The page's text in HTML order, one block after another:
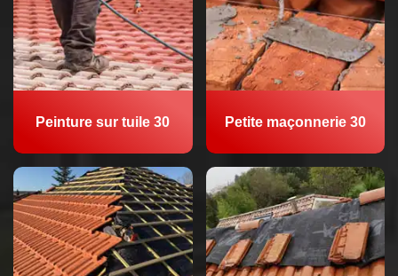
Peinture sur tuile 30 Petite maçonnerie 30